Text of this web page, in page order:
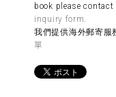
book please
inquiry form
我們提供海外郵寄服
單